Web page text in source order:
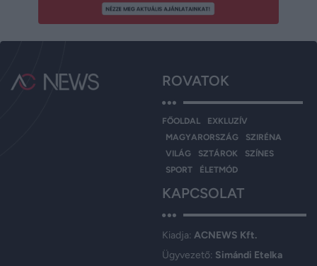
ROVATOK
FŐOLDAL
EXKLUZÍV
MAGYARORSZÁG
SZIRÉNA
VILÁG
SZTÁROK
SZÍNES
SPORT
ÉLETMÓD
KAPCSOLAT
Kiadja: ACNEWS Kft.
Ügyvezető: Simándi Etelka